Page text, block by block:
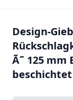
Design-
Ã˜ 125 mm
beschichtet